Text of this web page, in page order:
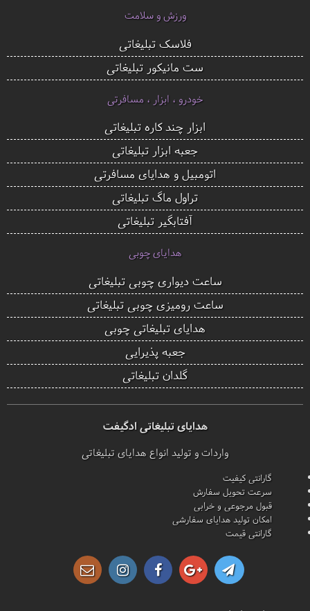
ورزش و سلامت
فلاسک تبلیغاتی
ست مانیکور تبلیغاتی
خودرو ، ابزار ، مسافرتی
ابزار چند کاره تبلیغاتی
جعبه ابزار تبلیغاتی
اتومبیل و هدایای مسافرتی
تراول ماگ تبلیغاتی
آفتابگیر تبلیغاتی
هدایای چوبی
ساعت دیواری چوبی تبلیغاتی
ساعت رومیزی چوبی تبلیغاتی
هدایای تبلیغاتی چوبی
جعبه پذیرایی
گلدان تبلیغاتی
هدایای تبلیغاتی ادگیفت
واردات و تولید انواع هدایای تبلیغاتی
گارانتی کیفیت
سرعت تحویل سفارش
قبول مرجوعی و خرابی
امکان تولید هدایای سفارشی
گارانتی قیمت